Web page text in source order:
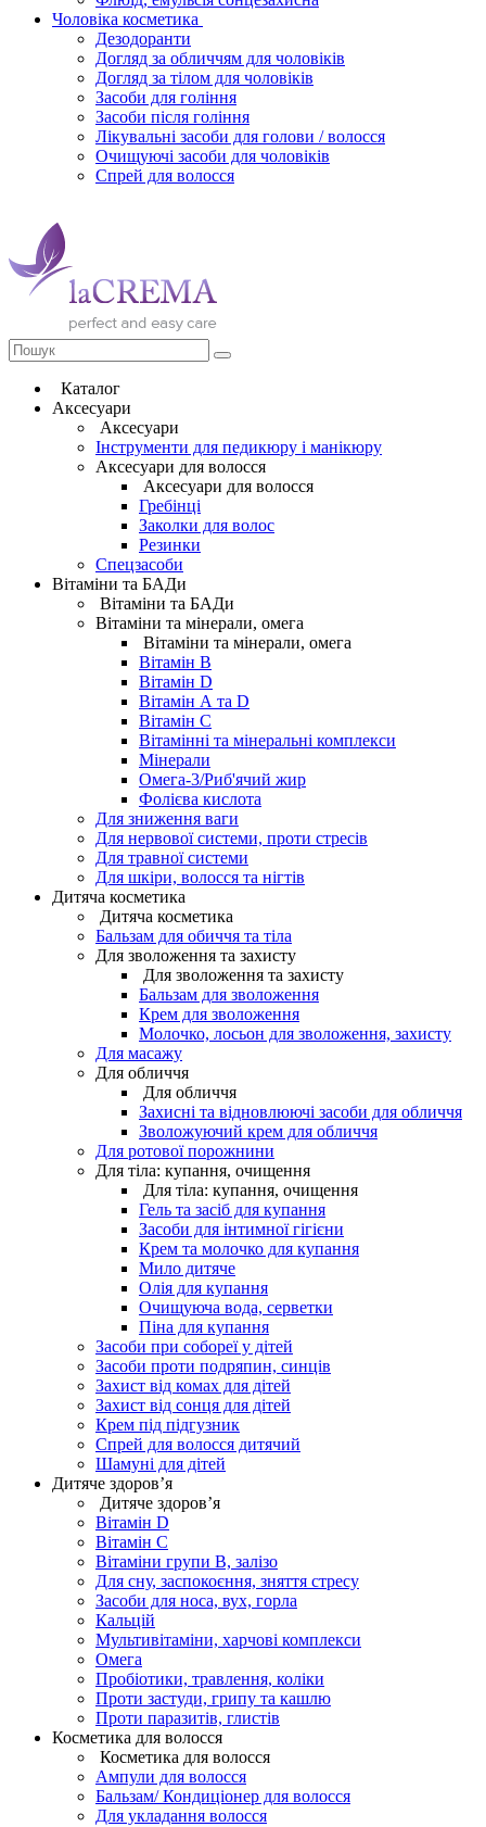
Чоловіка косметика
Дезодоранти
Догляд за обличчям для чоловіків
Догляд за тілом для чоловіків
Засоби для гоління
Засоби після гоління
Лікувальні засоби для голови / волосся
Очищуючі засоби для чоловіків
Спрей для волосся
Каталог
Аксесуари
Аксесуари
Інструменти для педикюру і манікюру
Аксесуари для волосся
Аксесуари для волосся
Гребінці
Заколки для волос
Резинки
Спецзасоби
Вітаміни та БАДи
Вітаміни та БАДи
Вітаміни та мінерали, омега
Вітаміни та мінерали, омега
Вітамін B
Вітамін D
Вітамін А та D
Вітамін С
Вітамінні та мінеральні комплекси
Мінерали
Омега-3/Риб'ячий жир
Фолієва кислота
Для зниження ваги
Для нервової системи, проти стресів
Для травної системи
Для шкіри, волосся та нігтів
Дитяча косметика
Дитяча косметика
Бальзам для обиччя та тіла
Для зволоження та захисту
Для зволоження та захисту
Бальзам для зволоження
Крем для зволоження
Молочко, лосьон для зволоження, захисту
Для масажу
Для обличчя
Для обличчя
Захисні та відновлюючі засоби для обличчя
Зволожуючий крем для обличчя
Для ротової порожнини
Для тіла: купання, очищення
Для тіла: купання, очищення
Гель та засіб для купання
Засоби для інтимної гігієни
Крем та молочко для купання
Мило дитяче
Олія для купання
Очищуюча вода, серветки
Піна для купання
Засоби при собореї у дітей
Засоби проти подряпин, синців
Захист від комах для дітей
Захист від сонця для дітей
Крем під підгузник
Спрей для волосся дитячий
Шамуні для дітей
Дитяче здоров’я
Дитяче здоров’я
Вітамін D
Вітамін С
Вітаміни групи В, залізо
Для сну, заспокоєння, зняття стресу
Засоби для носа, вух, горла
Кальцій
Мультивітаміни, харчові комплекси
Омега
Пробіотики, травлення, коліки
Проти застуди, грипу та кашлю
Проти паразитів, глистів
Косметика для волосся
Косметика для волосся
Ампули для волосся
Бальзам/ Кондиціонер для волосся
Для укладання волосся